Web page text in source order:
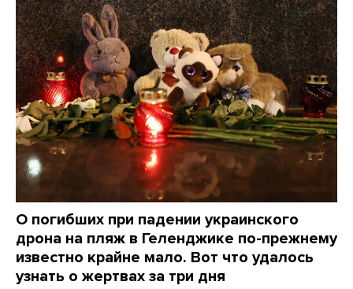
О погибших при падении украинского
дрона на пляж в Геленджике по-прежнему
известно крайне мало. Вот что удалось
узнать о жертвах за три дня